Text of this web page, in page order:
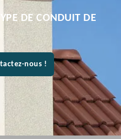
DE CONDUIT DE
nous !